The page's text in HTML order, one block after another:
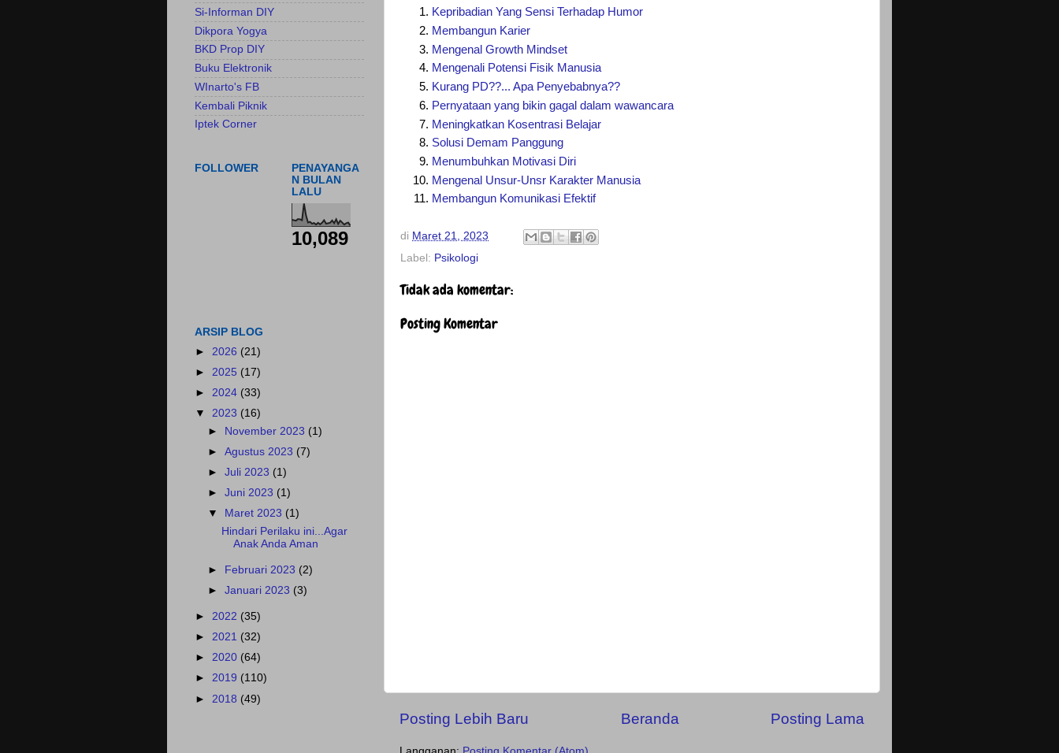
Kepribadian Yang Sensi Terhadap Humor
Membangun Karier
Mengenal Growth Mindset
Mengenali Potensi Fisik Manusia
Kurang PD??... Apa Penyebabnya??
Pernyataan yang bikin gagal dalam wawancara
Meningkatkan Kosentrasi Belajar
Solusi Demam Panggung
Menumbuhkan Motivasi Diri
Mengenal Unsur-Unsr Karakter Manusia
Membangun Komunikasi Efektif
di Maret 21, 2023
Label: Psikologi
Tidak ada komentar:
Posting Komentar
Posting Lebih Baru Posting Lama
Beranda
Si-Informan DIY
Dikpora Yogya
BKD Prop DIY
Buku Elektronik
WInarto's FB
Kembali Piknik
Iptek Corner
FOLLOWER
PENAYANGA
N BULAN
LALU
10,089
ARSIP BLOG
► 2026 (21)
► 2025 (17)
► 2024 (33)
▼ 2023 (16)
►
November 2023 (1)
►Agustus 2023 (7)
►Juli 2023 (1)
►Juni 2023 (1)
▼
Maret 2023 (1)
Hindari Perilaku ini...Agar
Anak Anda Aman
► Februari 2023 (2)
►Januari 2023 (3)
► 2022 (35)
► 2021 (32)
► 2020 (64)
► 2019 (110)
► 2018 (49)